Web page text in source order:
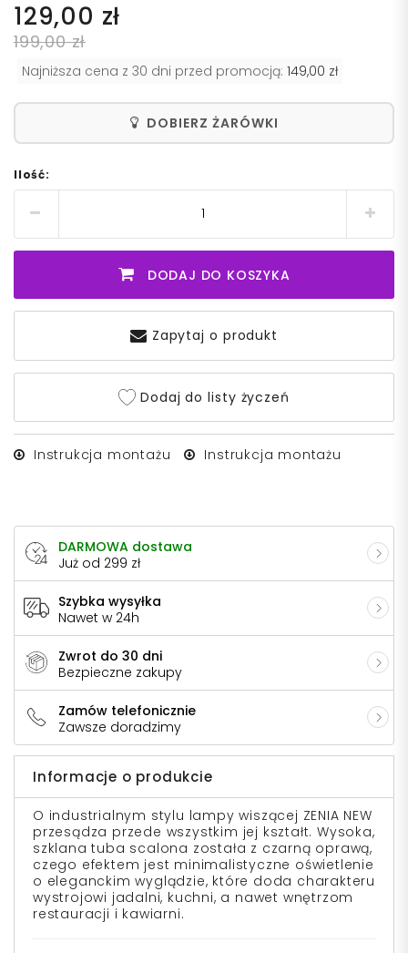
129,00 zł
199,00 zł
Najniższa cena z 30 dni przed promocją: 149,00 zł
DOBIERZ ŻARÓWKI
Ilość:
DODAJ DO KOSZYKA
Zapytaj o produkt
Dodaj do listy życzeń
Instrukcja montażu Instrukcja montażu
DARMOWA dostawa
Już od 299 zł
Szybka wysyłka
Nawet w 24h
Zwrot do 30 dni
Bezpieczne zakupy
Zamów telefonicznie
Zawsze doradzimy
Informacje o produkcie
O industrialnym stylu lampy wiszącej ZENIA NEW
przesądza przede wszystkim jej kształt. Wysoka,
szklana tuba scalona została z czarną oprawą,
czego efektem jest minimalistyczne oświetlenie
o eleganckim wyglądzie, które doda charakteru
wystrojowi jadalni, kuchni, a nawet wnętrzom
restauracji i kawiarni.